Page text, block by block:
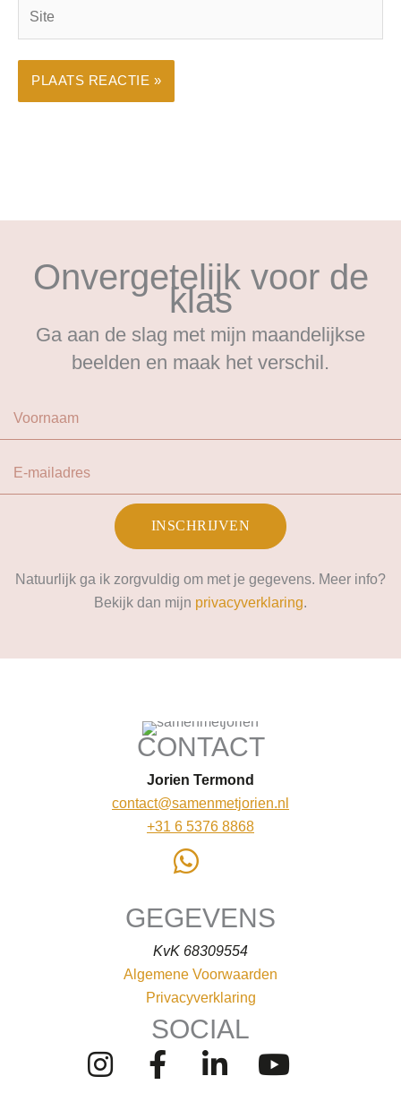
Onvergetelijk voor de
klas
Ga aan de slag met mijn maandelijkse
beelden en maak het verschil.
Voornaam
E-mailadres
INSCHRIJVEN
Natuurlijk ga ik zorgvuldig om met je gegevens. Meer info?
Bekijk dan mijn privacyverklaring.
CONTACT
Jorien Termond
contact@samenmetjorien.nl
+31 6 5376 8868
GEGEVENS
KvK 68309554
Algemene Voorwaarden
Privacyverklaring
SOCIAL